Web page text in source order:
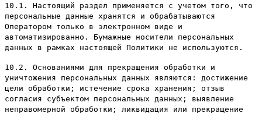
10.1. Настоящий раздел применяется с учетом того, что
персональные данные хранятся и обрабатываются
Оператором только в электронном виде и
автоматизированно. Бумажные носители персональных
данных в рамках настоящей Политики не используются.
10.2. Основаниями для прекращения обработки и
уничтожения персональных данных являются: достижение
цели обработки; истечение срока хранения; отзыв
согласия субъектом персональных данных; выявление
неправомерной обработки; ликвидация или прекращение